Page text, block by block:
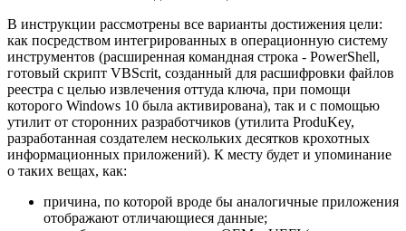
В инструкции рассмотрены все варианты достижения цели:
как посредством интегрированных в операционную систему
инструментов (расширенная командная строка - PowerShell,
готовый скрипт VBScrit, созданный для расшифровки файлов
реестра с целью извлечения оттуда ключа, при помощи
которого Windows 10 была активирована), так и с помощью
утилит от сторонних разработчиков (утилита ProduKey,
разработанная создателем нескольких десятков крохотных
информационных приложений). К месту будет и упоминание
о таких вещах, как:
причина, по которой вроде бы аналогичные приложения
отображают отличающиеся данные;